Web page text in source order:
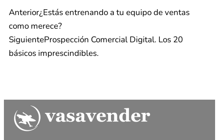
Anterior¿Estás entrenando a tu equipo de ventas
como merece?
SiguienteProspección Comercial Digital. Los 20
básicos imprescindibles.